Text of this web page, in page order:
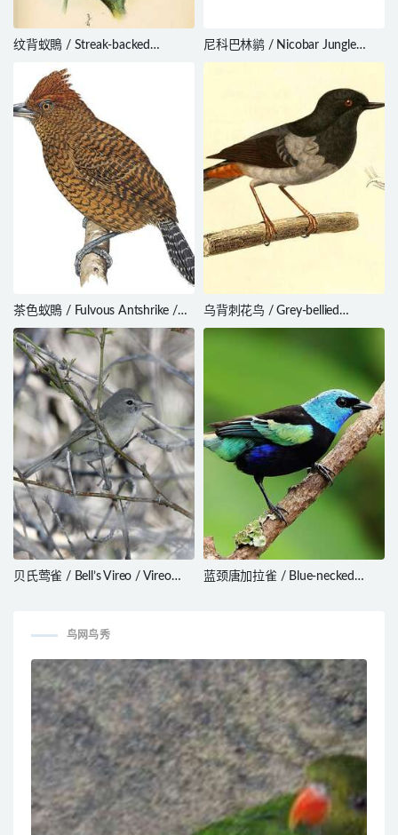
纹背蚁鵙 / Streak-backed
尼科巴林鹟 / Nicobar Jungle
Flycatcher / Cyornis nicobaricus
茶色蚁鵙 / Fulvous Antshrike /
Frederickena fulva
乌背刺花鸟 / Grey-bellied
Flowerpiercer / Diglossa
贝氏莺雀 / Bell’s Vireo / Vireo
蓝颈唐加拉雀 / Blue-necked
鸟网鸟秀